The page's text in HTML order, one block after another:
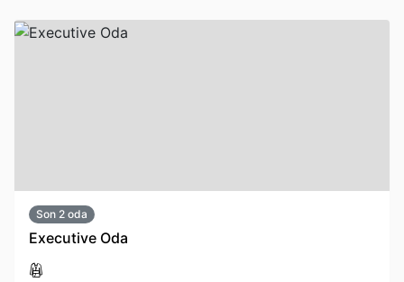
Son 2 oda
Executive Oda